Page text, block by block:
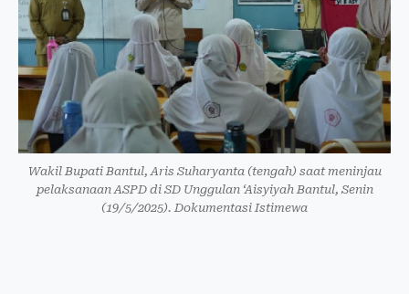
Wakil Bupati Bantul, Aris Suharyanta (tengah) saat meninjau
pelaksanaan ASPD di SD Unggulan ‘Aisyiyah Bantul, Senin
(19/5/2025). Dokumentasi Istimewa